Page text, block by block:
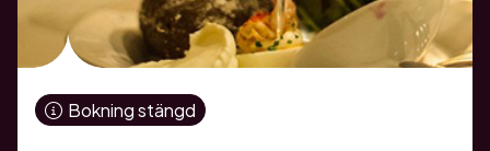
Bokning stängd